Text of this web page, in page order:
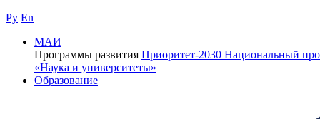
Ру En
МАИ
Программы развития Приоритет-2030 Национальный
«Наука и университеты»
Образование